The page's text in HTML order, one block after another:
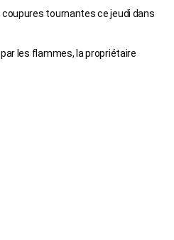
coupures tournantes ce jeudi dans
les flammes, la propriétaire